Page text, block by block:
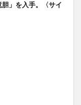
」を入手。〈サイ